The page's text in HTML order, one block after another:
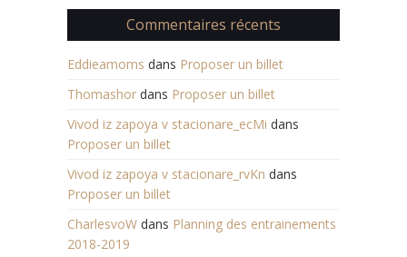
Commentaires récents
Eddieamoms dans Proposer un billet
Thomashor dans Proposer un billet
Vivod iz zapoya v stacionare_ecMi dans
Proposer un billet
Vivod iz zapoya v stacionare_rvKn dans
Proposer un billet
CharlesvoW dans Planning des entrainements
2018-2019